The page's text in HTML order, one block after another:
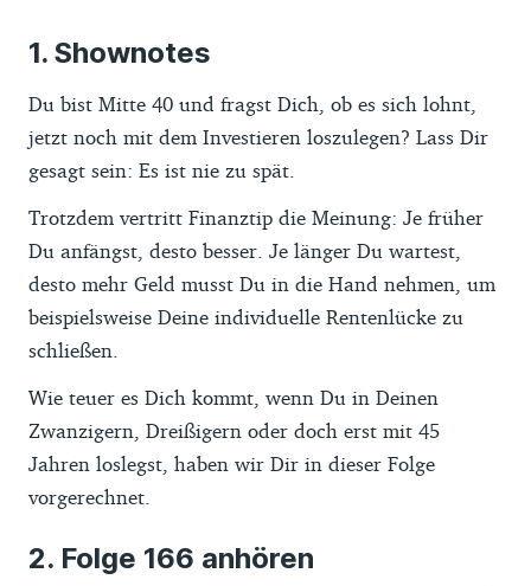
Shownotes
Du bist Mitte 40 und fragst Dich, ob es sich lohnt,
jetzt noch mit dem Investieren loszulegen? Lass Dir
gesagt sein: Es ist nie zu spät.
Trotzdem vertritt Finanztip die Meinung: Je früher
Du anfängst, desto besser. Je länger Du wartest,
desto mehr Geld musst Du in die Hand nehmen, um
beispielsweise Deine individuelle Rentenlücke zu
schließen.
Wie teuer es Dich kommt, wenn Du in Deinen
Zwanzigern, Dreißigern oder doch erst mit 45
Jahren loslegst, haben wir Dir in dieser Folge
vorgerechnet.
Folge 166 anhören